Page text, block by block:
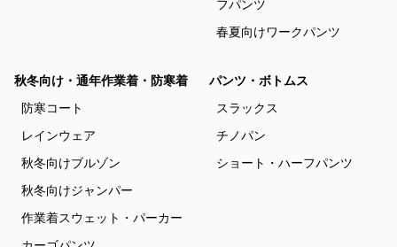
フパンツ
春夏向けワークパンツ
秋冬向け・通年作業着・防寒着
防寒コート
レインウェア
秋冬向けブルゾン
秋冬向けジャンパー
作業着スウェット・パーカー
パンツ・ボトムス
スラックス
チノパン
ショート・ハーフパンツ